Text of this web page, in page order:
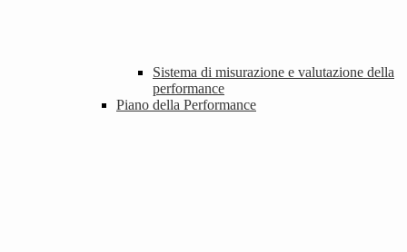
Sistema di misurazione e valutazione della
performance
Piano della Performance